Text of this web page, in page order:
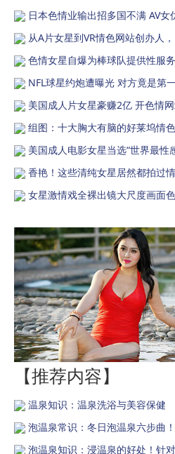
日本色情业输出招多国不满 AV女
从A片女星到VR情色网站创办人
色情女星自爆为棒球队提供性服
NFL球星约炮遭曝光 对方竟是第
美国成人片女星豪赚2亿 开色情
组图：十大胸大有脑的好莱坞情
美国成人电影女星当选“世界最性
香艳！这些清纯女星居然都拍过
女星激情戏全裸出镜大尺度画面
【推荐内容】
温泉知识：温泉洗浴与美容保健
泡温泉常识：冬日泡温泉六步曲！
泡温泉知识：浸温泉的好处！针